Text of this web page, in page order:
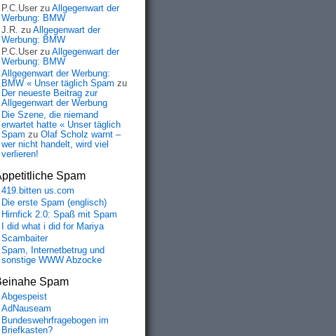
P.C.User zu Allgegenwart der
Werbung: BMW
J.R. zu Allgegenwart der
Werbung: BMW
P.C.User zu Allgegenwart der
Werbung: BMW
Allgegenwart der Werbung:
BMW « Unser täglich Spam zu
Der neueste Beitrag zur
Allgegenwart der Werbung
Die Szene, die niemand
erwartet hatte « Unser täglich
Spam zu Olaf Scholz warnt –
wer nicht handelt, wird viel
verlieren!
Spam
419.bitten us.com
Die erste Spam (englisch)
Hirnfick 2.0: Spaß mit Spam
I did what i did for Mariya
Scambaiter
Spam, Internetbetrug und
sonstige WWW Abzocke
Spam
Abgespeist
AdNauseam
Bundeswehrfragebogen im
Briefkasten?